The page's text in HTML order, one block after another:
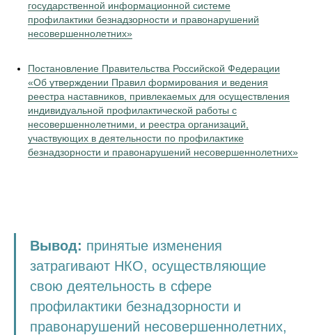
государственной информационной системе
профилактики безнадзорности и правонарушений
несовершеннолетних»
Постановление Правительства Российской Федерации
«Об утверждении Правил формирования и ведения
реестра наставников, привлекаемых для осуществления
индивидуальной профилактической работы с
несовершеннолетними, и реестра организаций,
участвующих в деятельности по профилактике
безнадзорности и правонарушений несовершеннолетних»
Вывод: принятые изменения
затрагивают НКО, осуществляющие
свою деятельность в сфере
профилактики безнадзорности и
правонарушений несовершеннолетних,